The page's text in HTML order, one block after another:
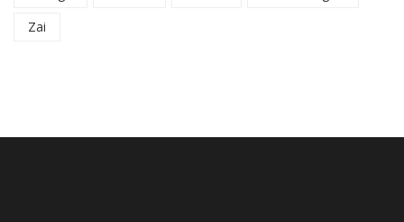
Zai